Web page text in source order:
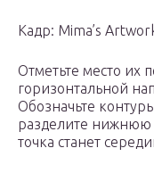
Кадр: Mima’s
Отметьте место их
горизонтальной
Обозначьте
разделите нижнюю
точка станет